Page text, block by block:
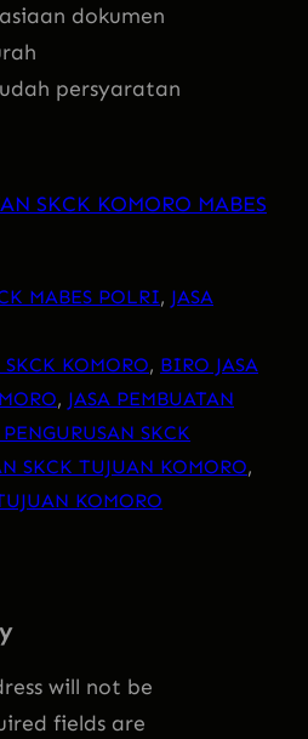
dokumen
persyaratan
SKCK KOMORO MABES
MABES POLRI, JASA
KOMORO, BIRO JASA
, JASA PEMBUATAN
PENGURUSAN SKCK
SKCK TUJUAN KOMORO
KOMORO
will not be
fields are